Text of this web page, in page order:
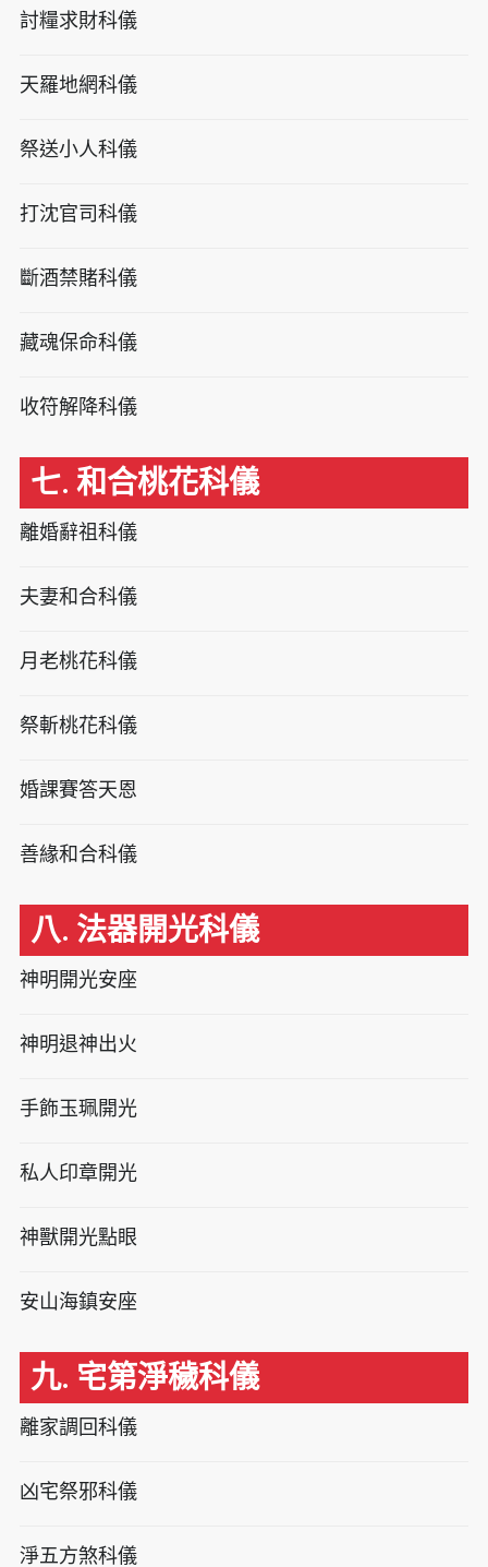
討糧求財科儀
天羅地網科儀
祭送小人科儀
打沈官司科儀
斷酒禁賭科儀
藏魂保命科儀
收符解降科儀
七. 和合桃花科儀
離婚辭祖科儀
夫妻和合科儀
月老桃花科儀
祭斬桃花科儀
婚課賽答天恩
善緣和合科儀
八. 法器開光科儀
神明開光安座
神明退神出火
手飾玉珮開光
私人印章開光
神獸開光點眼
安山海鎮安座
九. 宅第淨穢科儀
離家調回科儀
凶宅祭邪科儀
淨五方煞科儀